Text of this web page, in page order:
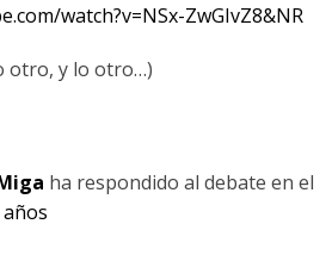
watch?v=NSx-ZwGIvZ8&NR
otro, y lo otro…)
ha respondido al debate en el
años